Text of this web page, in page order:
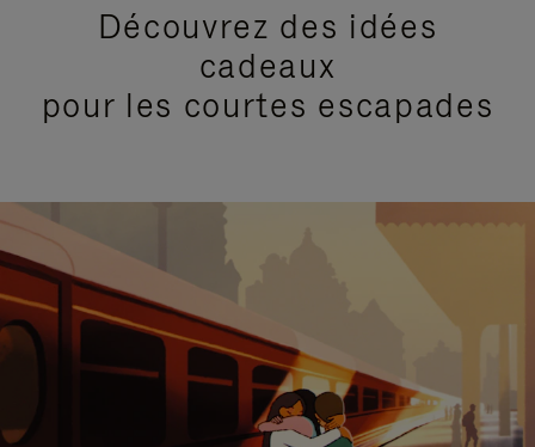
Découvrez des idées
cadeaux
pour les courtes escapades